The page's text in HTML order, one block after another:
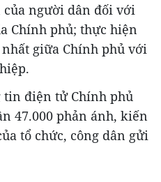
người dân đối với
Chính phủ; thực hiện
giữa Chính phủ với
tin điện tử Chính phủ
47.000 phản ánh, kiến
tổ chức, công dân gửi